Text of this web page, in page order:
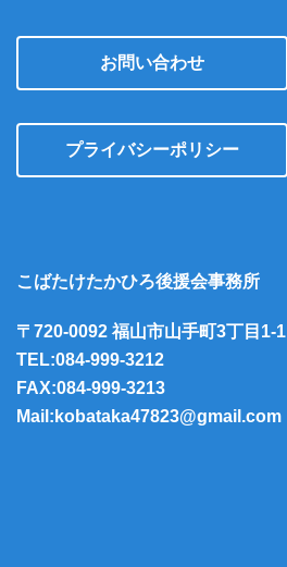
お問い合わせ
プライバシーポリシー
こばたけたかひろ後援会事務所
〒720-0092 福山市山手町3丁目1-1
TEL:084-999-3212
FAX:084-999-3213
Mail:kobataka47823@gmail.com